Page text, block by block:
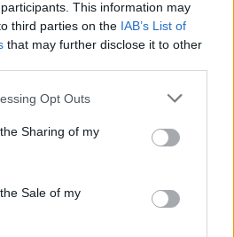
This information may
third parties on the IAB’s List of
that may further disclose it to other
Opt Outs
Sharing of my
Sale of my
nepavyko
Vilniaus Vakarinis aplinkkelis: